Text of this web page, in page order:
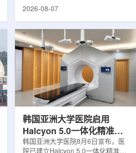
究成果。BRIN局长阿里夫·萨特里亚
粮食和健康等领域。在健康领域，
BRIN正在开发用于核医学的放射性
药物。这类药物含有放射性物质，可
用于癌症诊断和治疗。阿里夫表示，
放射性药物研发对癌症识别和治疗具
有重要意义。在食品领域，BRIN将
核技术用于食品保鲜，重点包括出口
水果的辐照处理。阿里夫介绍，一些
2026-08-07
韩国亚洲大学医院启用
Halcyon 5.0一体化精准放
射治疗方案
韩国亚洲大学医院8月6日宣布，医